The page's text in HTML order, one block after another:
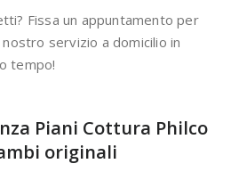
Fissa un appuntamento per
servizio a domicilio in
tempo!
Piani Cottura Philco
originali